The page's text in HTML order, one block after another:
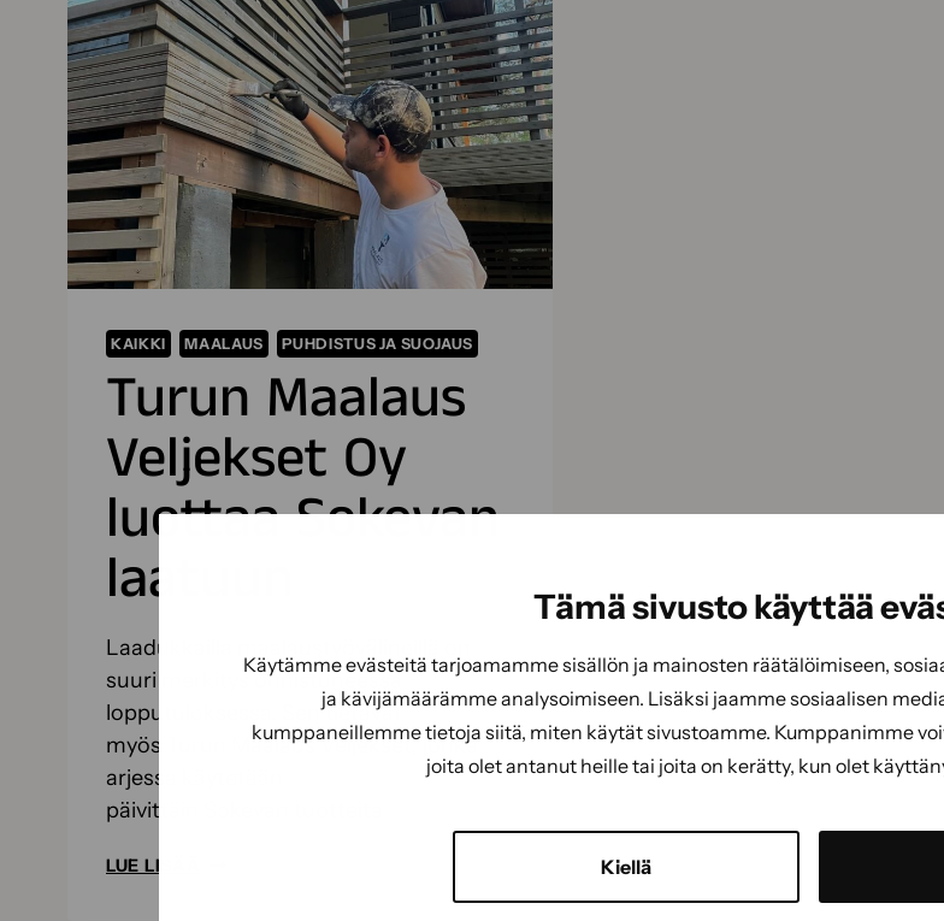
Tämä sivusto käyttää
Käytämme evästeitä tarjoamamme sisällön ja mainosten räätälöimiseen,
ja kävijämäärämme analysoimiseen. Lisäksi jaamme sosiaalisen
kumppaneillemme tietoja siitä, miten käytät sivustoamme. Kumppanimme
joita olet antanut heille tai joita on kerätty, kun olet
Kiellä
KAIKKI MAALAUS PUHDISTUS JA SUOJAUS
Turun Maalaus
Veljekset Oy
luottaa Sokevan
laatuun
Laadukkailla maalaustyövälineillä on
suuri merkitys onnistuneessa
lopputuloksessa. Sen tietävät
myös Turun Maalaus Veljekset, jonka
arjessa käytetään
päivittäin Sokevan tuotteita.
LUE LISÄÄ